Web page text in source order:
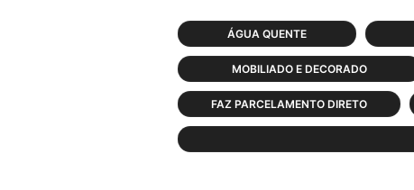
ÁGUA QUENTE
MOBILIADO E DECORADO
FAZ PARCELAMENTO DIRETO